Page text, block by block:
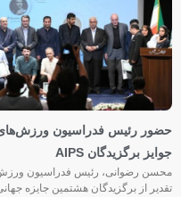
حضور رئیس فدراسیون ورزش‌های
جوایز برگزیدگان AIPS
محسن رضوانی، رئیس فدراسیون